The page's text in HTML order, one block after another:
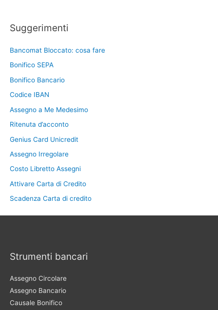
Suggerimenti
Bancomat Bloccato: cosa fare
Bonifico SEPA
Bonifico Bancario
Codice IBAN
Assegno a Me Medesimo
Ritenuta d’acconto
Genius Card Unicredit
Assegno Irregolare
Costo Libretto Assegni
Attivare Carta di Credito
Scadenza Carta di credito
Strumenti bancari
Assegno Circolare
Assegno Bancario
Causale Bonifico